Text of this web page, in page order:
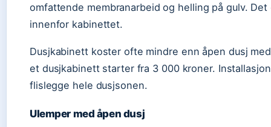
omfattende membranarbeid og helling på gulv.
innenfor kabinettet.
Dusjkabinett koster ofte mindre enn åpen dusj
et dusjkabinett starter fra 3 000 kroner.
flislegge hele dusjsonen.
Ulemper med åpen dusj